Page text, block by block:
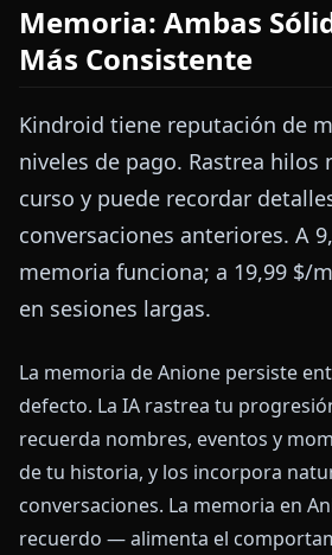
Memoria: Ambas
Más Consistente
Kindroid tiene reputación de
niveles de pago. Rastrea hilos
curso y puede recordar
conversaciones anteriores. A
memoria funciona; a 19,99 $/
en sesiones largas.
La memoria de Anione persiste
defecto. La IA rastrea tu
recuerda nombres, eventos y
de tu historia, y los incorpora
conversaciones. La memoria en
recuerdo — alimenta el